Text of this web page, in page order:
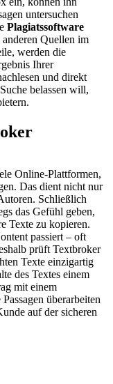
untersuchen
Plagiatssoftware
Quellen im
werden die
Ihrer
und direkt
belassen will,
Online-Plattformen,
Das dient nicht nur
Schließlich
das Gefühl geben,
Texte zu kopieren.
passiert – oft
prüft Textbroker
Texte einzigartig
des Textes einem
mit einem
überarbeiten
auf der sicheren